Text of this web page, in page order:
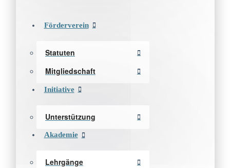
Förderverein
Statuten
Mitgliedschaft
Initiative
Unterstützung
Akademie
Lehrgänge